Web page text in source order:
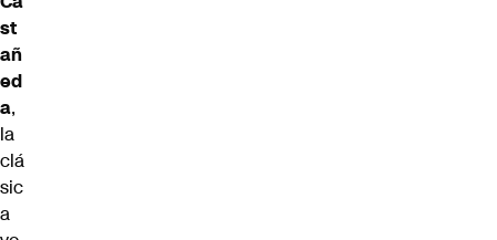
st
añ
ed
a,
la
clá
sic
a